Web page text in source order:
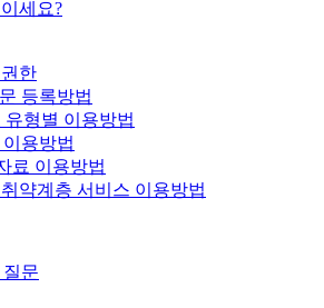
세요?
한
등록방법
유형별 이용방법
용방법
료 이용방법
약계층 서비스 이용방법
문